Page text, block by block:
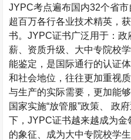
JYPC考点遍布国内32个省市
超百万各行各业技术精英，
书。JYPC证书广泛用于：政
薪、资质升级、大中专院校
能鉴定，是国际通行的认证
和社会地位，往往更加重视
与生产的实际需要，更加能
国家实施“放管服”政策、 政
下，JYPC证书越来越成为金
的象征、成为大中专院校学